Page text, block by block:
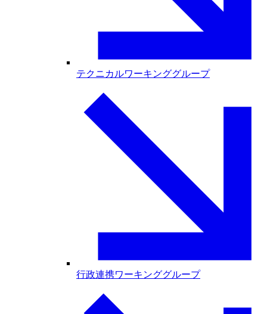
テクニカルワーキンググループ
行政連携ワーキンググループ